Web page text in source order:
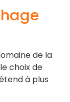
de la
choix de
à plus